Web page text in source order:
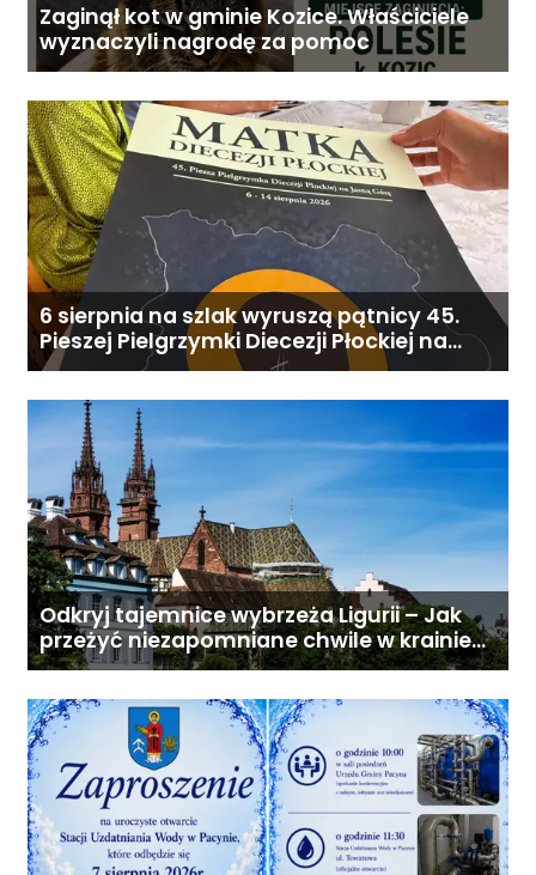
Zaginął kot w gminie Kozice. Właściciele
wyznaczyli nagrodę za pomoc
6 sierpnia na szlak wyruszą pątnicy 45.
Pieszej Pielgrzymki Diecezji Płockiej na
Jasną Górę
Odkryj tajemnice wybrzeża Ligurii – Jak
przeżyć niezapomniane chwile w krainie
pesto i słońca